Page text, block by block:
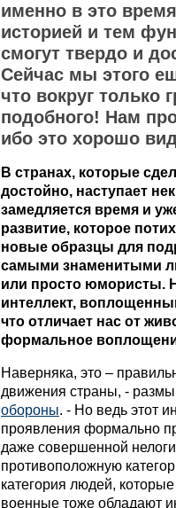
именно в это
историей и тем
смогут твердо и
Сейчас мы этого
что вокруг только
подобного! Нам
ибо это хорошо
В странах, которые
достойно, наступает
замедляется время и
развитие, которое
новые образцы для
самыми знаменитыми
или просто юмористы.
интеллект,
что отличает нас от
формальное
Наверняка, это –
движения страны, -
обороны . - Но ведь этот
проявления формально
даже совершенной
противоположную
категория людей,
военные тоже обладают